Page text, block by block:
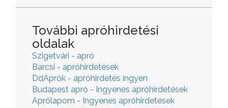
További apróhirdetési
oldalak
Szigetvári - apró
Barcsi - apróhirdetések
DdAprók - apróhirdetés ingyen
Budapest apró - Ingyenes apróhirdetések
Aprólapom - Ingyenes apróhirdetések